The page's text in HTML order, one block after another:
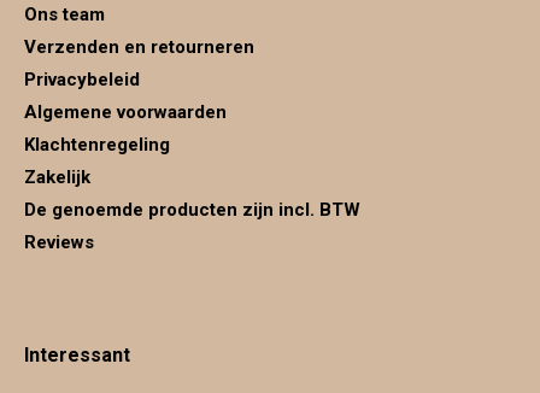
Ons team
Verzenden en retourneren
Privacybeleid
Algemene voorwaarden
Klachtenregeling
Zakelijk
De genoemde producten zijn incl. BTW
Reviews
Interessant